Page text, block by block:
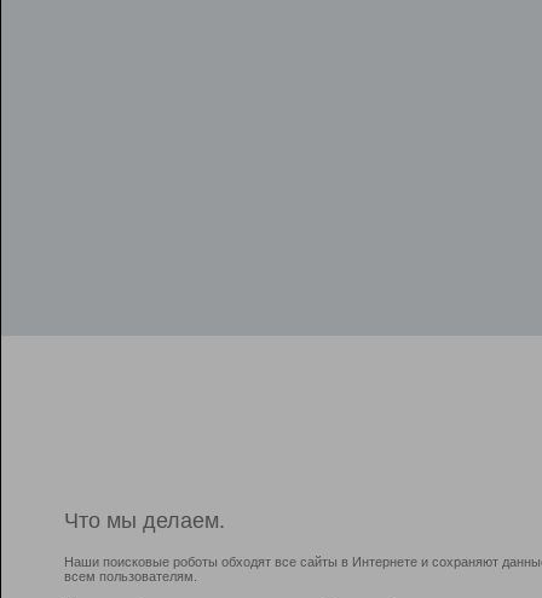
Что мы делаем.
Наши поисковые роботы обходят все сайты в Интернете и сохраняют
всем пользователям.